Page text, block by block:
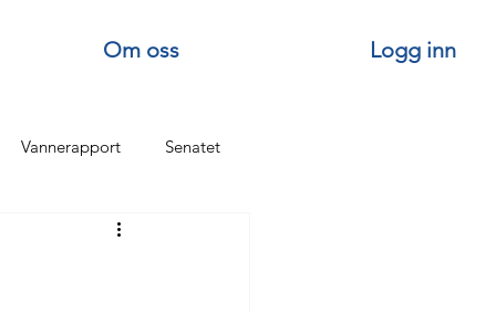
Om oss Logg inn
Vannerapport Senatet